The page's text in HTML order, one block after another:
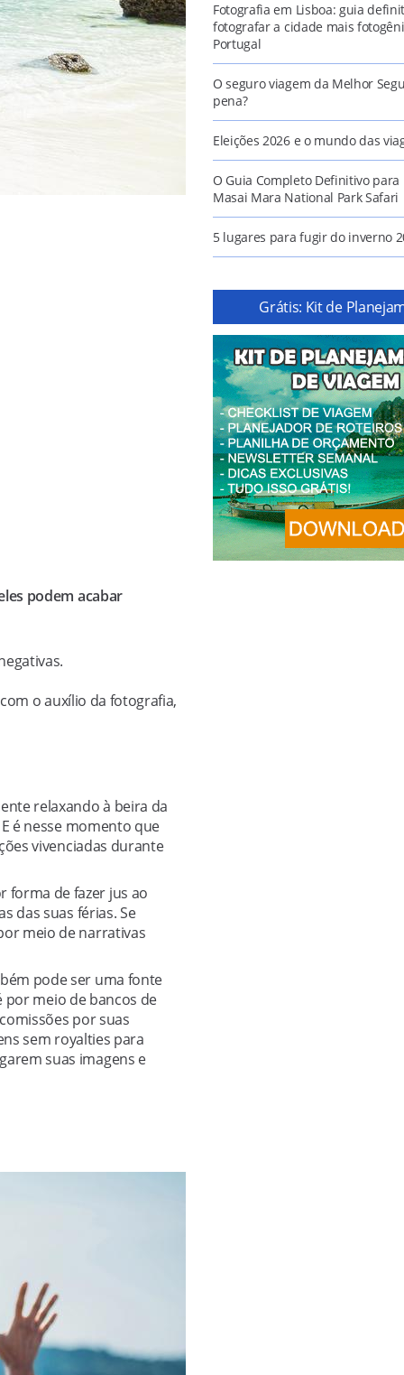
podem acabar
o auxílio da fotografia,
relaxando à beira da
é nesse momento que
vivenciadas durante
forma de fazer jus ao
das suas férias. Se
meio de narrativas
pode ser uma fonte
por meio de bancos de
por suas
sem royalties para
suas imagens e
Fotografia em Lisboa: guia
fotografar a cidade mais
Portugal
O seguro viagem da Melhor
pena?
Eleições 2026 e o mundo das
O Guia Completo Definitivo
Masai Mara National Park Safari
5 lugares para fugir do inverno
Grátis: Kit de